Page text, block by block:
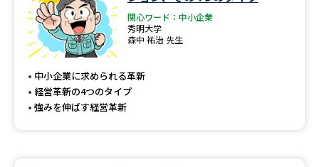
関心ワード：中小企業
秀明大学
森中 祐治 先生
中小企業に求められる革新
経営革新の4つのタイプ
強みを伸ばす経営革新